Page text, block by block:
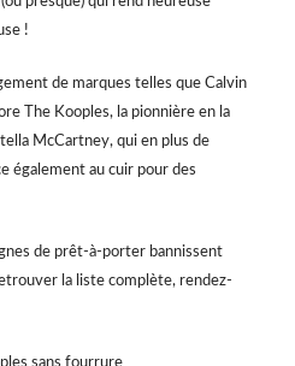
!
de marques telles que Calvin
The Kooples, la pionnière en la
McCartney, qui en plus de
également au cuir pour des
de prêt-à-porter bannissent
la liste complète, rendez-